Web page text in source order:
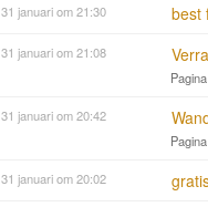
31 januari om 21:30 best
31 januari om 21:08
31 januari om 20:42
31 januari om 20:02